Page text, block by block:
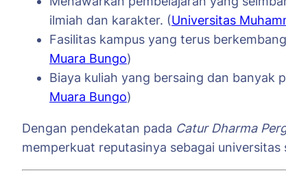
ilmiah dan karakter. (Universitas
Fasilitas kampus yang terus
Muara Bungo)
Biaya kuliah yang bersaing dan banyak
Muara Bungo)
Dengan pendekatan pada Catur Dharma
memperkuat reputasinya sebagai